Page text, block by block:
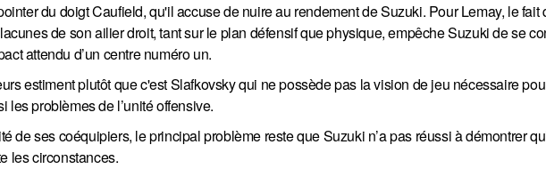
du doigt Caufield, qu'il accuse de nuire au rendement de Suzuki. Pour Lemay, le fait
de son ailier droit, tant sur le plan défensif que physique, empêche Suzuki de se
attendu d’un centre numéro un.
estiment plutôt que c'est Slafkovsky qui ne possède pas la vision de jeu nécessaire
les problèmes de l’unité offensive.
de ses coéquipiers, le principal problème reste que Suzuki n’a pas réussi à démontrer
les circonstances.